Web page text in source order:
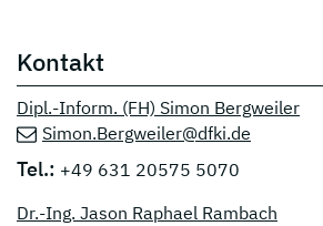
Kontakt
Dipl.-Inform. (FH) Simon Bergweiler
Simon.Bergweiler@dfki.de
Tel.: +49 631 20575 5070
Dr.-Ing. Jason Raphael Rambach